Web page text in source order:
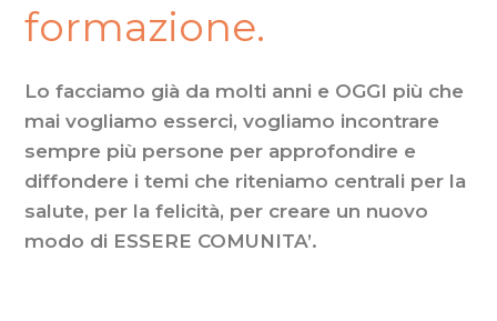
formazione.
Lo facciamo già da molti anni e OGGI più che
mai vogliamo esserci, vogliamo incontrare
sempre più persone per approfondire e
diffondere i temi che riteniamo centrali per la
salute, per la felicità, per creare un nuovo
modo di ESSERE COMUNITA’.